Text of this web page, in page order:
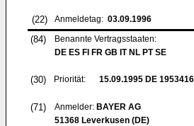
(22) Anmeldetag: 03.09.1996
(84)
Benannte Vertragsstaaten:
DE ES FI FR GB IT NL PT SE
(30) Priorität: 15.09.1995 DE
(71) Anmelder: BAYER AG
51368 Leverkusen (DE)